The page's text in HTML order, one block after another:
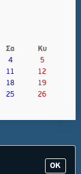
Σα
Κυ
4
5
11
12
18
19
25
26
ΟΚ